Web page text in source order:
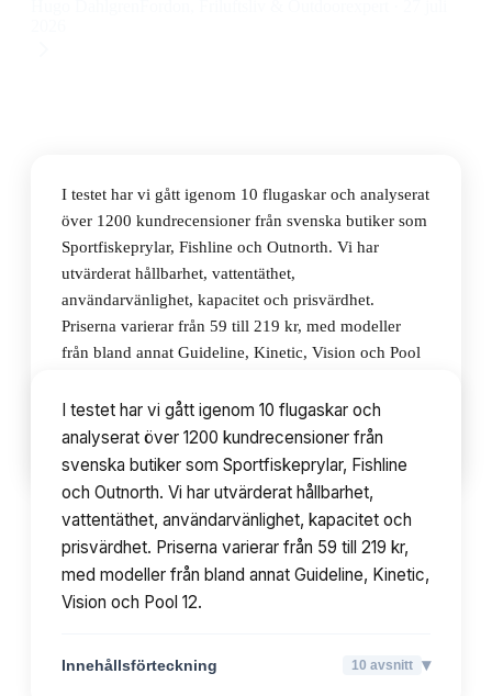
I testet har vi gått igenom 10 flugaskar och analyserat
över 1200 kundrecensioner från svenska butiker som
Sportfiskeprylar, Fishline och Outnorth. Vi har
utvärderat hållbarhet, vattentäthet,
användarvänlighet, kapacitet och prisvärdhet.
Priserna varierar från 59 till 219 kr, med modeller
från bland annat Guideline, Kinetic, Vision och Pool
Innehållsförteckning 10avsnitt
I testet har vi gått igenom 10 flugaskar och
analyserat över 1200 kundrecensioner från
svenska butiker som Sportfiskeprylar, Fishline
och Outnorth. Vi har utvärderat hållbarhet,
vattentäthet, användarvänlighet, kapacitet och
prisvärdhet. Priserna varierar från 59 till 219 kr,
med modeller från bland annat Guideline, Kinetic,
Vision och Pool 12.
Innehållsförteckning 10 avsnitt ▾